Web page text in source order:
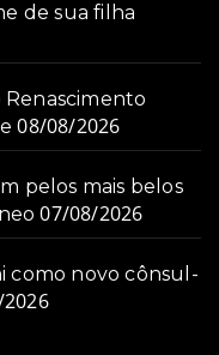
de sua filha
08/08/2026
pelos mais belos
07/08/2026
como novo cônsul-